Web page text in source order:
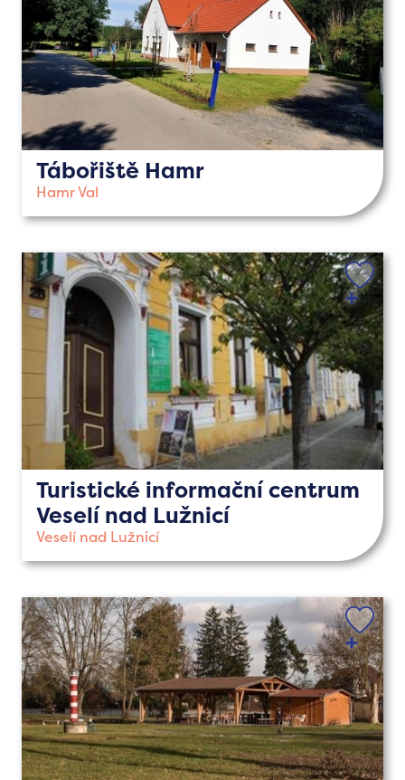
Tábořiště Hamr
Hamr Val
Turistické informační centrum
Veselí nad Lužnicí
Veselí nad Lužnicí